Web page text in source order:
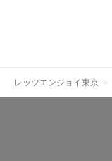
レッツエンジョイ東京